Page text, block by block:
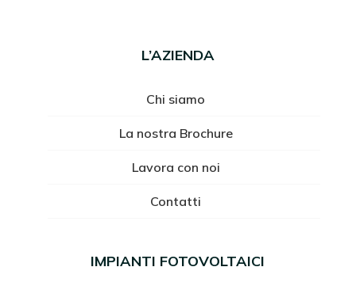
L’AZIENDA
Chi siamo
La nostra Brochure
Lavora con noi
Contatti
IMPIANTI FOTOVOLTAICI